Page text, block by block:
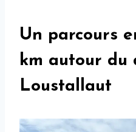
Un parcours
km autour du
Loustallaut